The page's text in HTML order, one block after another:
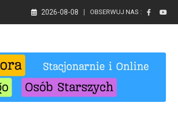
2026-08-08 OBSERWUJ NAS :